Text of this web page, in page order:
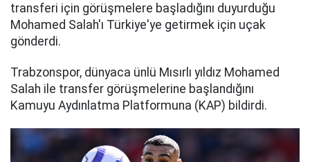
transferi için görüşmelere başladığını duyurduğu
Mohamed Salah'ı Türkiye'ye getirmek için uçak
gönderdi.
Trabzonspor, dünyaca ünlü Mısırlı yıldız Mohamed
Salah ile transfer görüşmelerine başlandığını
Kamuyu Aydınlatma Platformuna (KAP) bildirdi.